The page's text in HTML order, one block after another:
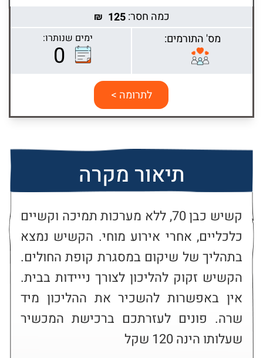
כמה חסר:125
₪
מס' התורמים: ימים שנותרו:
0
תיאור מקרה
שעלותו הינה 120 שקל